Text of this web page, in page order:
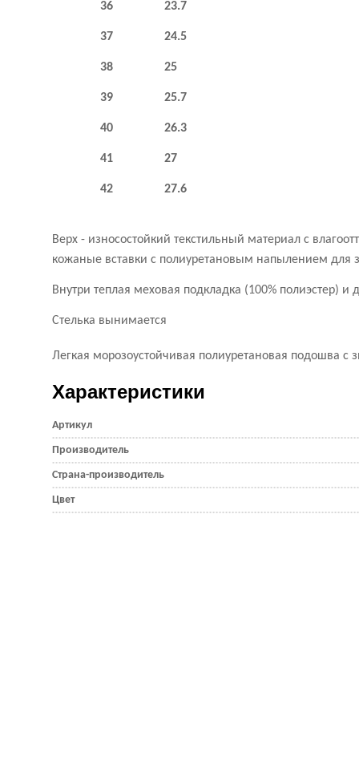
36 23.7
37 24.5
38 25
39 25.7
40 26.3
41 27
42 27.6
Верх - износостойкий текстильный материал с
кожаные вставки с полиуретановым напылением для
Внутри теплая меховая подкладка (100% полиэстер)
Стелька вынимается
Легкая морозоустойчивая полиуретановая подошва с
Характеристики
Артикул
Производитель
Страна-производитель
Цвет